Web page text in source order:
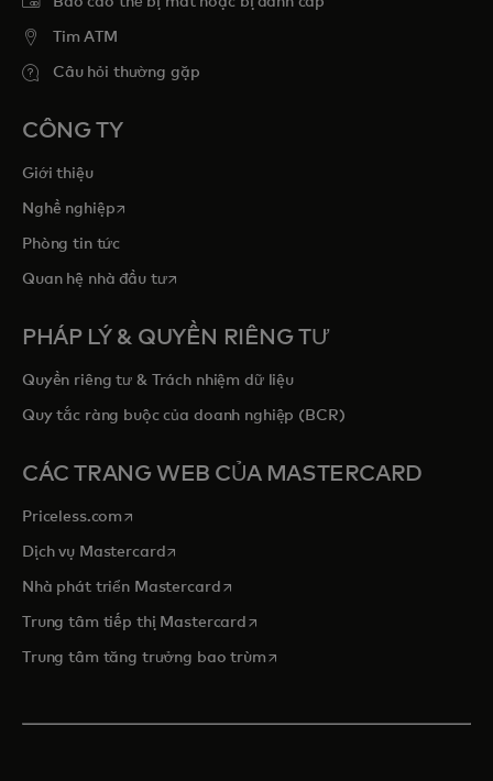
Tim ATM
Câu hỏi thường gặp
CÔNG TY
Giới thiệu
Nghề nghiệpopens in a new tab
Phòng tin tức
Quan hệ nhà đầu tưopens in a new tab
PHÁP LÝ & QUYỀN RIÊNG TƯ
Quyền riêng tư & Trách nhiệm dữ liệu
Quy tắc ràng buộc của doanh nghiệp (BCR)
CÁC TRANG WEB CỦA MASTERCARD
Priceless.com opens in a new tab
Dịch vụ Mastercardopens in a new tab
Nhà phát triển Mastercardopens in a new tab
Trung tâm tiếp thị Mastercardopens in a new tab
Trung tâm tăng trưởng bao trùmopens in a new tab